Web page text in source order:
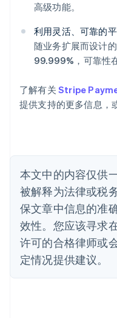
高级功能。
利用灵活、可靠的
随业务扩展而设计
99.999%，可靠性
了解有关 Stripe
提供支持的更多信息，
本文中的内容仅供
被解释为法律或税
保文章中信息的准
效性。您应该寻求
许可的合格律师或
定情况提供建议。
English
奥地利
DeutschEnglish
澳大利亚
English
PortuguêsEnglish
保加利亚
English
丹麦
德国
DeutschEnglish
法国
FrançaisEnglish
芬兰
EnglishSvenska